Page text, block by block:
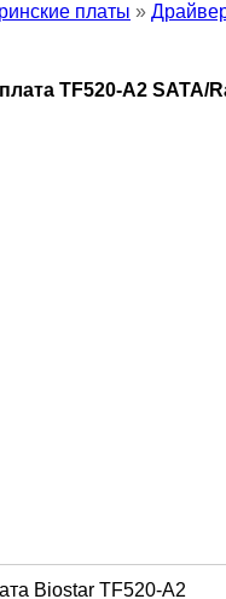
платы »
TF520-A2 SATA/
Biostar TF520-A2